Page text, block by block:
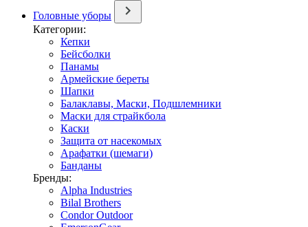
Головные уборы
Категории:
Кепки
Бейсболки
Панамы
Армейские береты
Шапки
Балаклавы, Маски, Подшлемники
Маски для страйкбола
Каски
Защита от насекомых
Арафатки (шемаги)
Банданы
Бренды:
Alpha Industries
Bilal Brothers
Condor Outdoor